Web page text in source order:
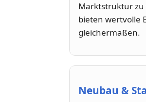
Marktstruktur zu
bieten wertvolle
gleichermaßen.
Neubau &